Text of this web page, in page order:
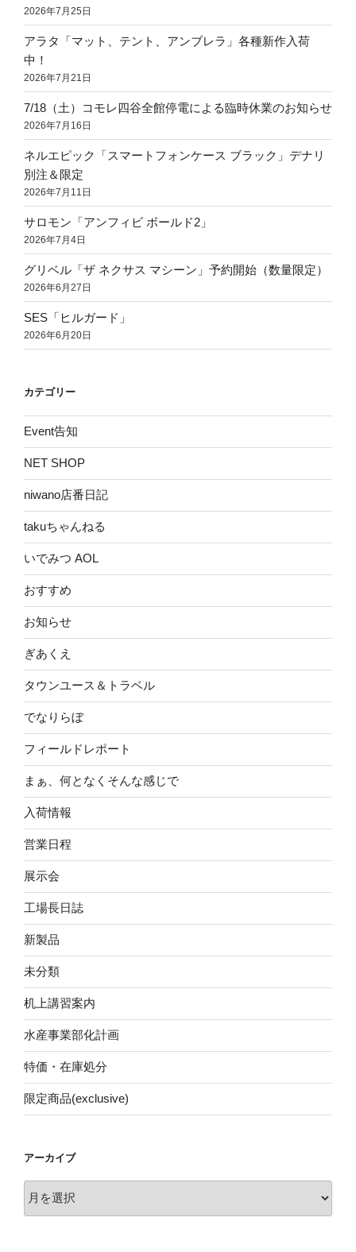
2026年7月25日
アラタ「マット、テント、アンブレラ」各種新作入荷
中！
2026年7月21日
7/18（土）コモレ四谷全館停電による臨時休業のお知らせ
2026年7月16日
ネルエピック「スマートフォンケース ブラック」デナリ
別注＆限定
2026年7月11日
サロモン「アンフィビ ボールド2」
2026年7月4日
グリベル「ザ ネクサス マシーン」予約開始（数量限定）
2026年6月27日
SES「ヒルガード」
2026年6月20日
カテゴリー
Event告知
NET SHOP
niwano店番日記
takuちゃんねる
いでみつ AOL
おすすめ
お知らせ
ぎあくえ
タウンユース＆トラベル
でなりらぼ
フィールドレポート
まぁ、何となくそんな感じで
入荷情報
営業日程
展示会
工場長日誌
新製品
未分類
机上講習案内
水産事業部化計画
特価・在庫処分
限定商品(exclusive)
アーカイブ
ー